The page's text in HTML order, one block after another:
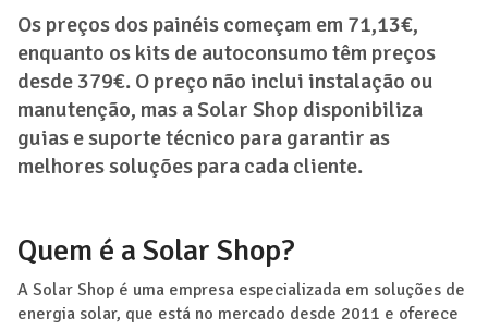
Os preços dos painéis começam em 71,13€,
enquanto os kits de autoconsumo têm preços
desde 379€. O preço não inclui instalação ou
manutenção, mas a Solar Shop disponibiliza
guias e suporte técnico para garantir as
melhores soluções para cada cliente.
Quem é a Solar Shop?
A Solar Shop é uma empresa especializada em soluções de
energia solar, que está no mercado desde 2011 e oferece